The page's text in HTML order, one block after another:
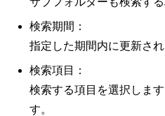
検索期間：
指定した期間内に更新さ
検索項目：
検索する項目を選択しま
す。